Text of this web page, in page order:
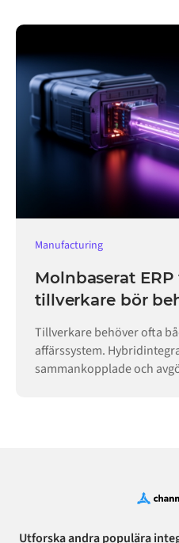
Manufacturing
Molnbaserat
tillverkare bör
Tillverkare behöver ofta
affärssystem.
sammankopplade och
Utforska andra populära